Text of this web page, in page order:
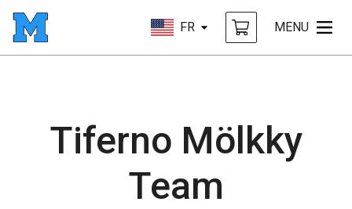
FR MENU
Tiferno Mölkky
Team